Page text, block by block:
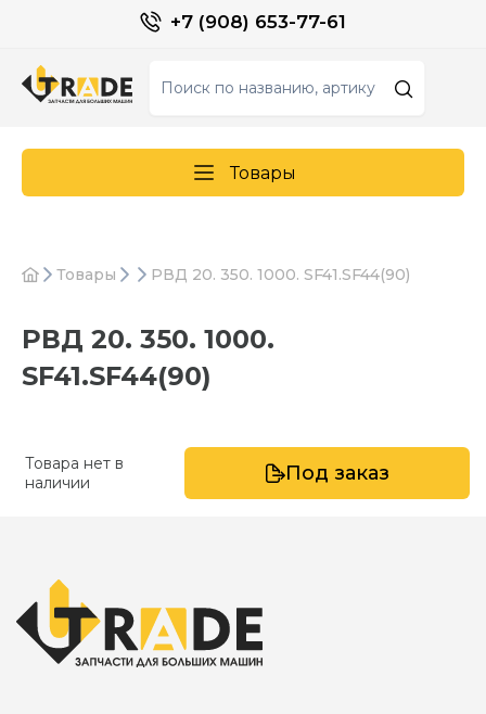
+7 (908) 653-77-61
Товары
Товары РВД 20. 350. 1000. SF41.SF44(90)
РВД 20. 350. 1000.
SF41.SF44(90)
Товара нет в
наличии
Под заказ